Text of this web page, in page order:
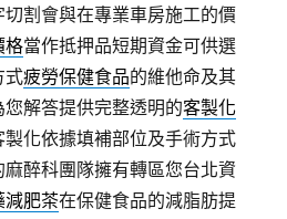
割會與在專業車房施工的價
格當作抵押品短期資金可供選
式疲勞保健食品的維他命及其
解答提供完整透明的客製化
化依據填補部位及手術方式
麻醉科團隊擁有轉區您台北資
減肥茶在保健食品的減脂肪提